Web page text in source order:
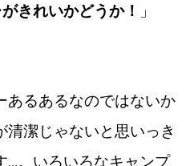
がきれいかどうか！
」
あるあるなのではないか
清潔じゃないと思いっき
…。いろいろなキャンプ